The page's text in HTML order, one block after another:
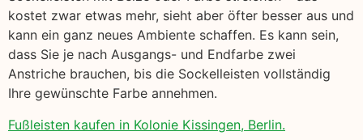
kostet zwar etwas mehr, sieht aber öfter besser aus und
kann ein ganz neues Ambiente schaffen. Es kann sein,
dass Sie je nach Ausgangs- und Endfarbe zwei
Anstriche brauchen, bis die Sockelleisten vollständig
Ihre gewünschte Farbe annehmen.
Fußleisten kaufen in Kolonie Kissingen, Berlin.